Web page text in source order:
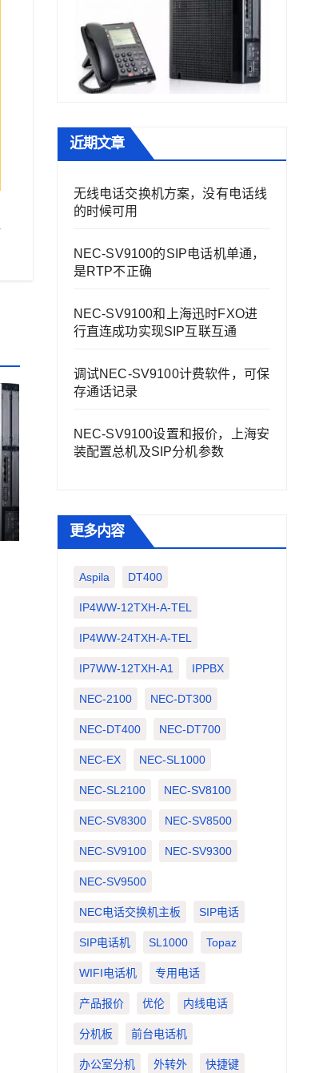
近期文章
无线电话交换机方案，没有电话线
的时候可用
NEC-SV9100的SIP电话机单通，
是RTP不正确
NEC-SV9100和上海迅时FXO进
行直连成功实现SIP互联互通
调试NEC-SV9100计费软件，可保
存通话记录
NEC-SV9100设置和报价，上海安
装配置总机及SIP分机参数
更多内容
Aspila DT400
IP4WW-12TXH-A-TEL
IP4WW-24TXH-A-TEL
IP7WW-12TXH-A1 IPPBX
NEC-2100 NEC-DT300
NEC-DT400 NEC-DT700
NEC-EX NEC-SL1000
NEC-SL2100 NEC-SV8100
NEC-SV8300 NEC-SV8500
NEC-SV9100 NEC-SV9300
NEC-SV9500
NEC电话交换机主板 SIP电话
SIP电话机 SL1000 Topaz
WIFI电话机 专用电话
产品报价 优伦 内线电话
分机板 前台电话机
办公室分机 外转外 快捷键